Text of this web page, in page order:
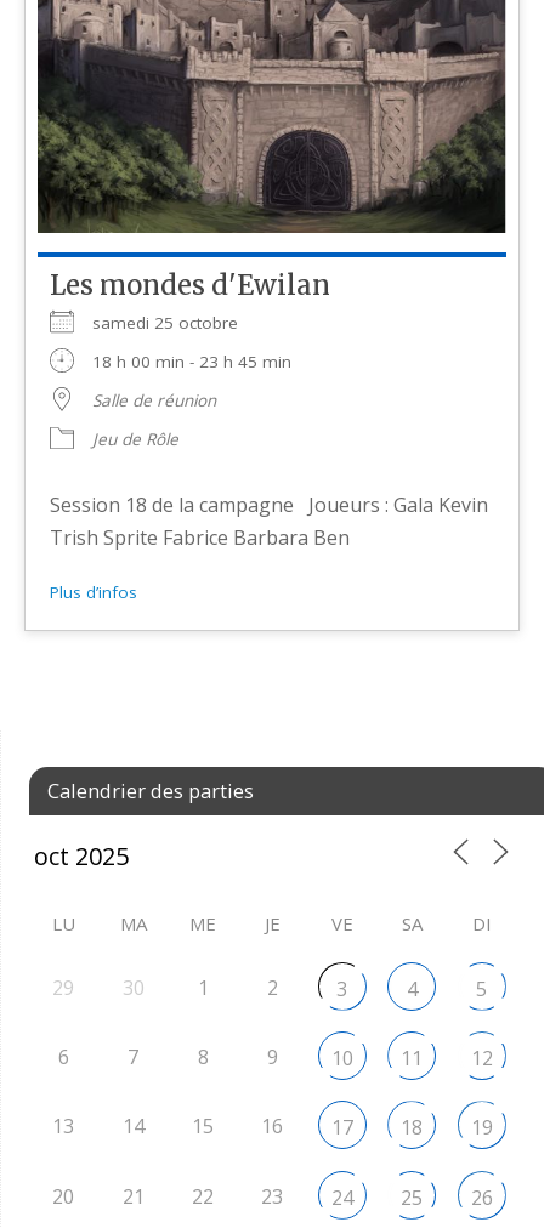
Les mondes d'Ewilan
samedi 25 octobre
18 h 00 min - 23 h 45 min
Salle de réunion
Jeu de Rôle
Session 18 de la campagne Joueurs : Gala Kevin
Trish Sprite Fabrice Barbara Ben
Plus d’infos
Calendrier des parties
LU MA ME JE VE SA DI
29 30 1 2 3 4 5
6 7 8 9 10 11 12
13 14 15 16 17 18 19
20 21 22 23 24 25 26